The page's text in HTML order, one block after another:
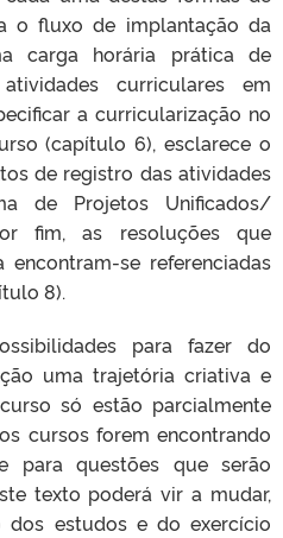
o fluxo de implantação da
carga horária prática de
curriculares em
a curricularização no
(capítulo 6), esclarece o
de registro das atividades
de Projetos Unificados/
fim, as resoluções que
encontram-se referenciadas
8).
para fazer do
uma trajetória criativa e
só estão parcialmente
cursos forem encontrando
para questões que serão
texto poderá vir a mudar,
dos estudos e do exercício